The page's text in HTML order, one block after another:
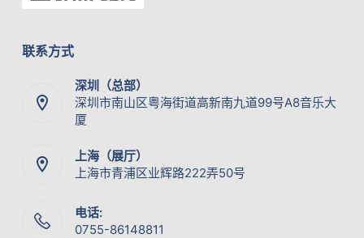
联系方式
深圳（总部）
深圳市南山区粤海街道高新南九道99号A8音乐大
厦
上海（展厅）
上海市青浦区业辉路222弄50号
电话:
0755-86148811